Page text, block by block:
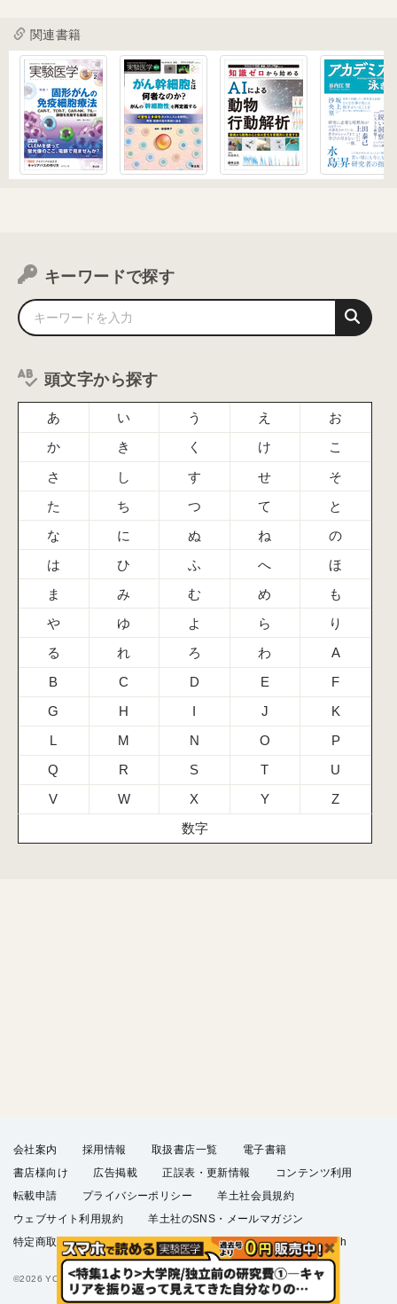
関連書籍
キーワードで探す
頭文字から探す
あ い う え
お
か
き く け
こ
さ
し す せ
そ
た
ち つ て
と
な
に ぬ ね
の
は
ひ ふ へ
ほ
ま
み む め
も
や
ゆ よ ら
り
る
れ ろ わ
A
B
C D E
F
G
H I J
K
L
M N O
P
Q
R S T
U
V
W X Y
Z
数字
会社案内 採用情報 取扱書店一覧
電子書籍
書店様向け
広告掲載 正誤表・更新情報
コンテンツ利用
転載申請
プライバシーポリシー
羊土社会員規約
ウェブサイト利用規約
羊土社のSNS・メールマガジン
特定商取引法に基づく表示
FAQ お問い合わせ English
©2026 YODOSHA CO., LTD. All Rights Reserved